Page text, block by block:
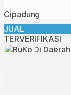
Cipadung
JUAL
TERVERIFIKASI